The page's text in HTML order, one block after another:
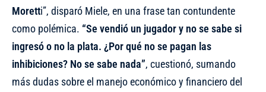
Moretti”, disparó Miele, en una frase tan contundente
como polémica. “Se vendió un jugador y no se sabe si
ingresó o no la plata. ¿Por qué no se pagan las
inhibiciones? No se sabe nada”, cuestionó, sumando
más dudas sobre el manejo económico y financiero del